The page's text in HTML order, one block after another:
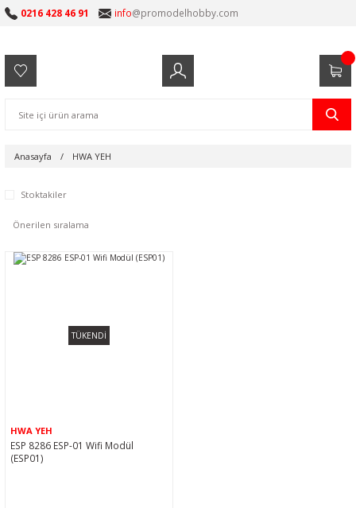
0216 428 46 91 info@promodelhobby.com
Anasayfa HWA YEH
Stoktakiler
TÜKENDİ
HWA YEH
ESP 8286 ESP-01 Wifi Modül
(ESP01)